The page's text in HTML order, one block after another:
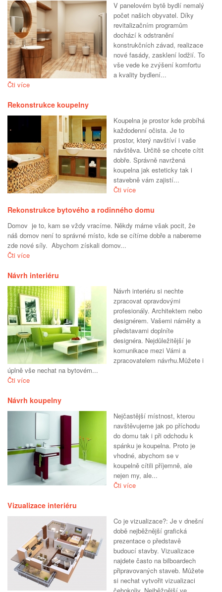
V panelovém bytě bydlí nemalý
počet našich obyvatel. Díky
revitalizačním programům
dochází k odstranění
konstrukčních závad, realizace
nové fasády, zasklení lodžií. To
vše vede ke zvýšení komfortu
a kvality bydlení...
Čti více
Rekonstrukce koupelny
Koupelna je prostor kde probíhá
každodenní očista. Je to
prostor, který navštíví i vaše
návštěva. Určitě se chcete cítit
dobře. Správně navržená
koupelna jak esteticky tak i
stavebně vám zajistí...
Čti více
Rekonstrukce bytového a rodinného domu
Domov je to, kam se vždy vracíme. Někdy máme však pocit, že
náš domov není to správné místo, kde se cítíme dobře a nabereme
zde nové síly. Abychom získali domov...
Čti více
Návrh interiéru
Návrh interiéru si nechte
zpracovat opravdovými
profesionály. Architektem nebo
designérem. Vašemi náměty a
představami doplníte
designéra. Nejdůležitější je
komunikace mezi Vámi a
zpracovatelem návrhu.Můžete i
úplně vše nechat na bytovém...
Čti více
Návrh koupelny
Nejčastější místnost, kterou
navštěvujeme jak po příchodu
do domu tak i při odchodu k
spánku je koupelna. Proto je
vhodné, abychom se v
koupelně cítili příjemně, ale
nejen my, ale...
Čti více
Vizualizace interiéru
Co je vizualizace?: Je v dnešní
době nejběžnější grafická
prezentace o představě
budoucí stavby. Vizualizace
najdete často na bilboardech
připravovaných staveb. Můžete
si nechat vytvořit vizualizaci